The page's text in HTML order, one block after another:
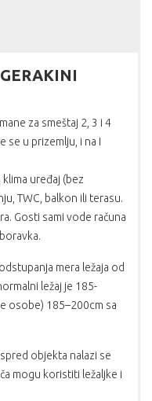
za smeštaj 2, 3 i 4
se u prizemlju, i na I
uređaj (bez
TWC, balkon ili terasu.
Gosti sami vode računa
mera ležaja od
ležaj je 185-
osobe) 185–200cm sa
objekta nalazi se
mogu koristiti ležaljke i